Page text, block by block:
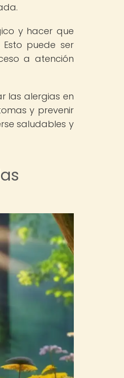
y hacer que
puede ser
a atención
las alergias en
y prevenir
saludables y